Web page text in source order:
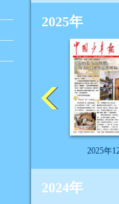
2025年
2025年
2024年